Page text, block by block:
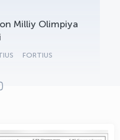
Milliy Olimpiya
FORTIUS